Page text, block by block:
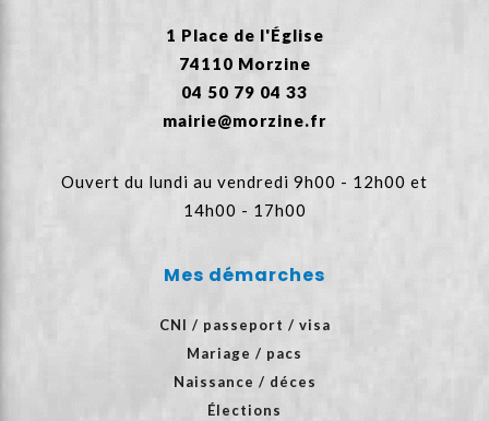
1 Place de l'Église
74110 Morzine
04 50 79 04 33
mairie@morzine.fr
Ouvert du lundi au vendredi 9h00 - 12h00 et
14h00 - 17h00
Mes démarches
CNI / passeport / visa
Mariage / pacs
Naissance / déces
Élections